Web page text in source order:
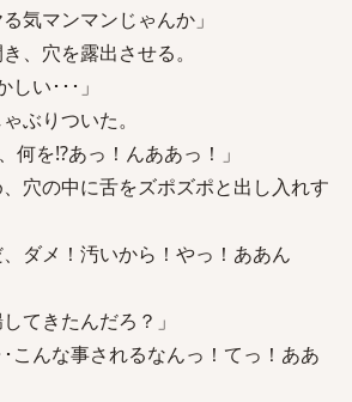
気マンマンじゃんか」
、穴を露出させる。
い･･･」
ぶりついた。
何を!?あっ！んああっ！」
穴の中に舌をズポズポと出し入れす
ダメ！汚いから！やっ！ああん
てきたんだろ？」
こんな事されるなんっ！てっ！ああ